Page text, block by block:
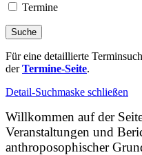
Termine
Für eine detaillierte
derTermine-Seite.
Detail-Suchmaske schließen
Willkommen auf der
Veranstaltungen und
anthroposophischer